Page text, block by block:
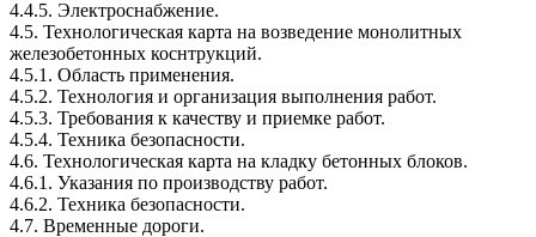
4.4.5. Электроснабжение.
4.5. Технологическая карта на возведение монолитных
железобетонных коснтрукций.
4.5.1. Область применения.
4.5.2. Технология и организация выполнения работ.
4.5.3. Требования к качеству и приемке работ.
4.5.4. Техника безопасности.
4.6. Технологическая карта на кладку бетонных блоков.
4.6.1. Указания по производству работ.
4.6.2. Техника безопасности.
4.7. Временные дороги.